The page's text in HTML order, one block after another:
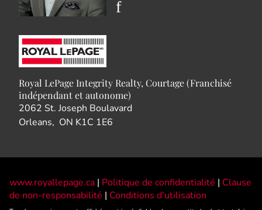
Royal LePage Integrity Realty, Courtage (Franchisé
indépendant et autonome)
2062 St. Joseph Boulavard
Orleans, ON K1C 1E6
www.royallepage.ca | Politique de confidentialité | Clause
de non-responsabilité | Conditions d'utilisation